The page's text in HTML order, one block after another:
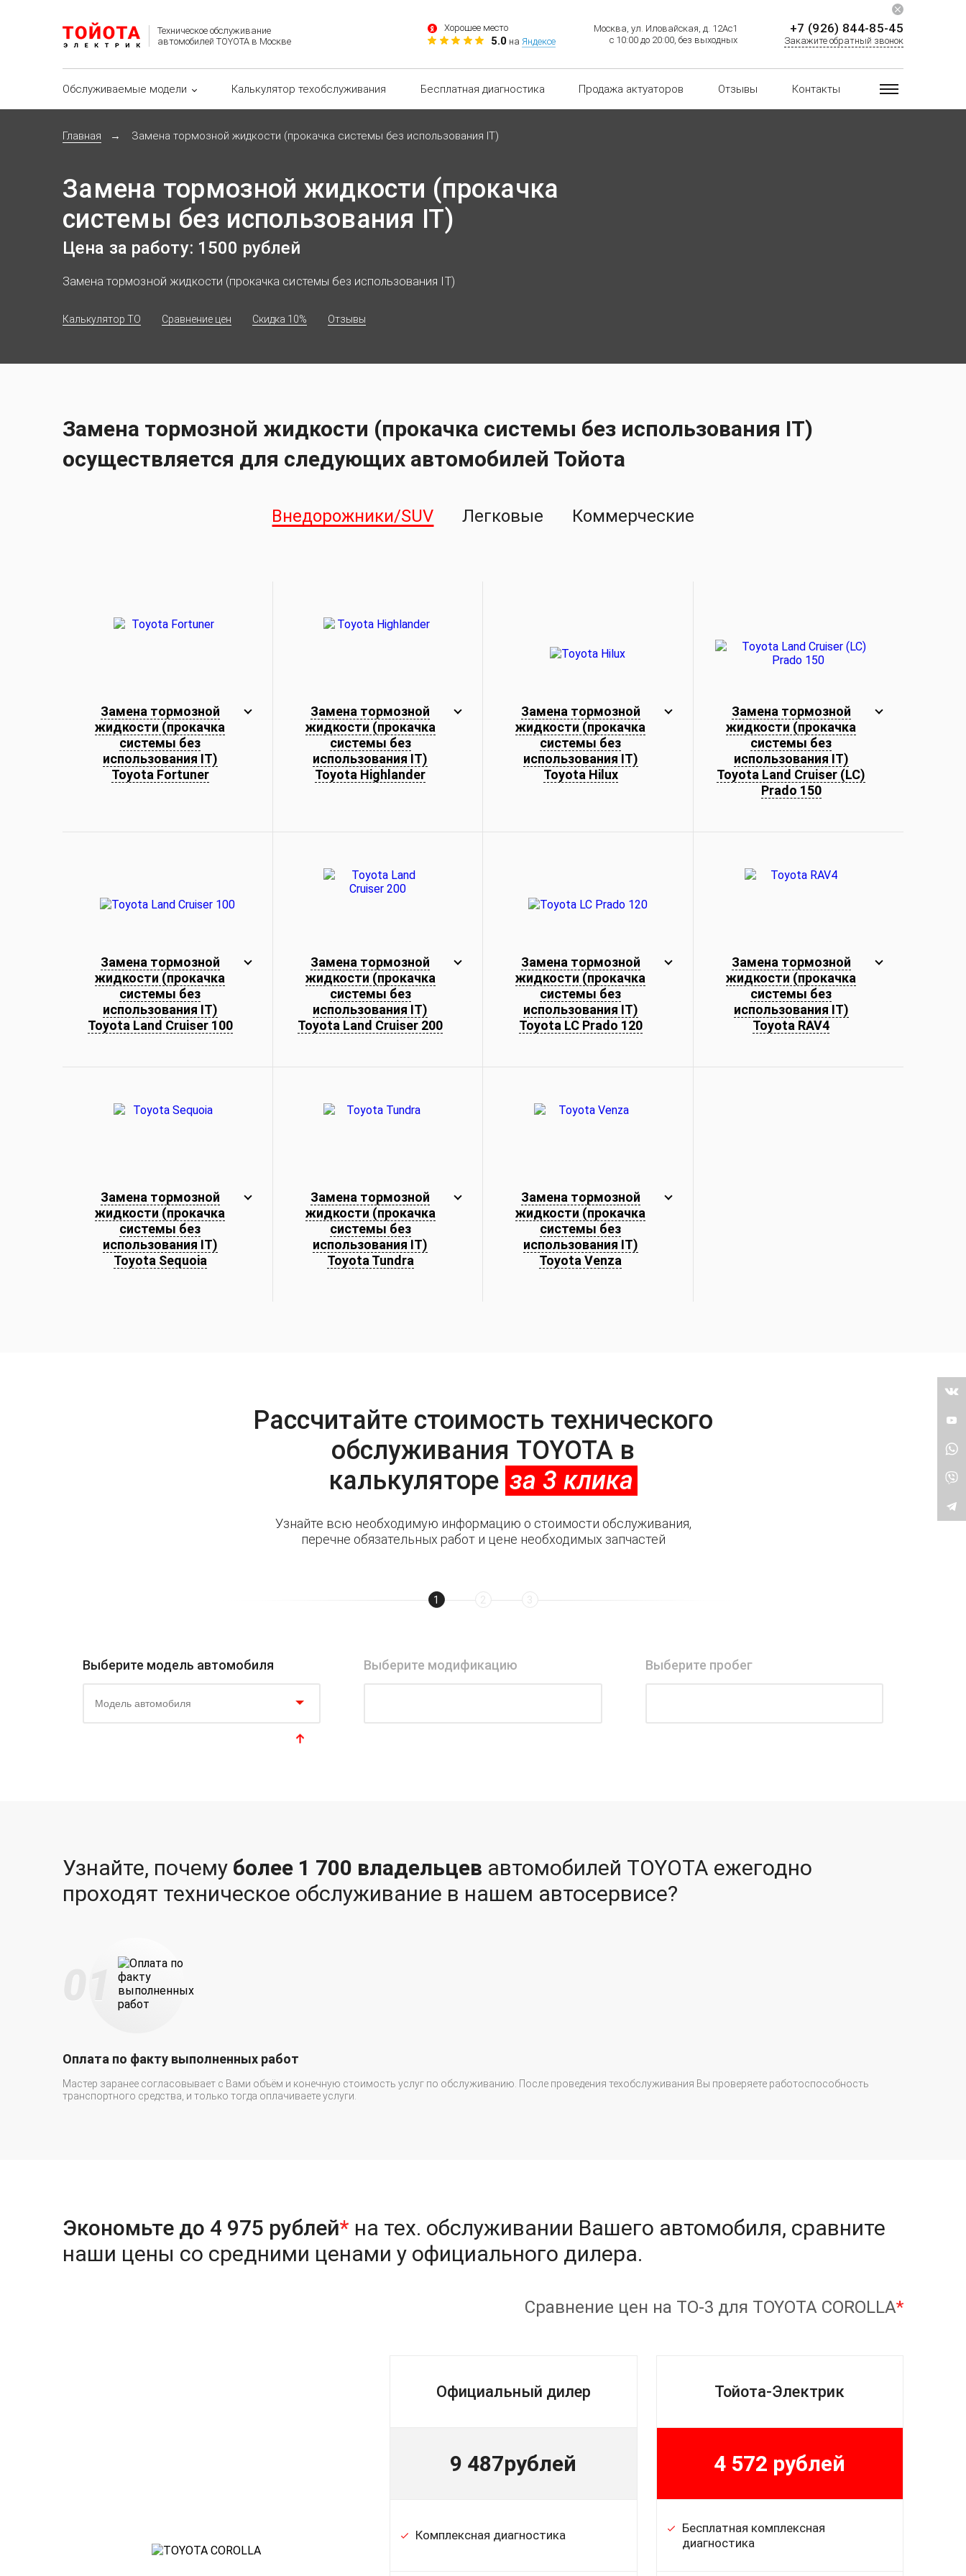
Техническое обслуживание
автомобилей TOYOTA в Москве
Хорошее место
5.0 на Яндексе
Москва, ул. Иловайская, д. 12Ас1
с 10:00 до 20:00, без выходных
+7 (926) 844-85-45
Закажите обратный звонок
Обслуживаемые модели Калькулятор техобслуживания Бесплатная диагностика Продажа актуаторов Отзывы Контакты
Главная Замена тормозной жидкости (прокачка системы без использования IT)
Замена тормозной жидкости (прокачка
системы без использования IT)
Цена за работу: 1500 рублей
Замена тормозной жидкости (прокачка системы без использования IT)
Калькулятор ТО Сравнение цен Скидка 10% Отзывы
Замена тормозной жидкости (прокачка системы без использования IT)
осуществляется для следующих автомобилей Тойота
Внедорожники/SUV Легковые Коммерческие
Замена тормозной
жидкости (прокачка
системы без
использования IT)
Toyota Fortuner
Замена тормозной
жидкости (прокачка
системы без
использования IT)
Toyota Highlander
Замена тормозной
жидкости (прокачка
системы без
использования IT)
Toyota Hilux
Замена тормозной
жидкости (прокачка
системы без
использования IT)
Toyota Land Cruiser (LC)
Prado 150
Замена тормозной
жидкости (прокачка
системы без
использования IT)
Toyota Land Cruiser 100
Замена тормозной
жидкости (прокачка
системы без
использования IT)
Toyota Land Cruiser 200
Замена тормозной
жидкости (прокачка
системы без
использования IT)
Toyota LC Prado 120
Замена тормозной
жидкости (прокачка
системы без
использования IT)
Toyota RAV4
Замена тормозной
жидкости (прокачка
системы без
использования IT)
Toyota Sequoia
Замена тормозной
жидкости (прокачка
системы без
использования IT)
Toyota Tundra
Замена тормозной
жидкости (прокачка
системы без
использования IT)
Toyota Venza
Рассчитайте стоимость технического
обслуживания TOYOTA в
калькуляторе за 3 клика
Узнайте всю необходимую информацию о стоимости обслуживания,
перечне обязательных работ и цене необходимых запчастей
1 2 3
Выберите модель автомобиля
Модель автомобиля
Выберите модификацию Выберите пробег
Узнайте, почему более 1 700 владельцев автомобилей TOYOTA ежегодно
проходят техническое обслуживание в нашем автосервисе?
Оплата по факту выполненных работ
Мастер заранее согласовывает с Вами объём и конечную стоимость услуг по обслуживанию. После проведения техобслуживания Вы проверяете работоспособность
транспортного средства, и только тогда оплачиваете услуги.
Экономьте до 4 975 рублей* на тех. обслуживании Вашего автомобиля, сравните
наши цены со средними ценами у официального дилера.
Сравнение цен на ТО-3 для TOYOTA COROLLA*
Официальный дилер
9 487рублей
Комплексная диагностика
Тойота-Электрик
4 572 рублей
Бесплатная комплексная
диагностика